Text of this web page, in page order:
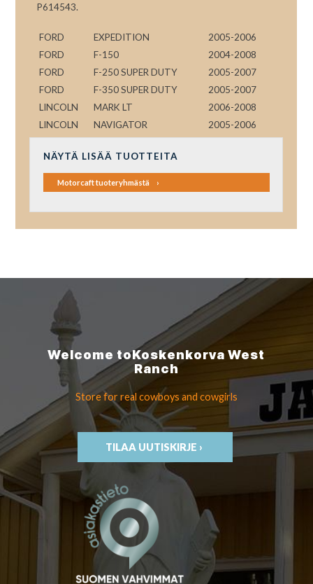
P614543.
FORD EXPEDITION
2005-2006
FORD
F-150
2004-2008
FORD
F-250 SUPER DUTY
2005-2007
FORD
F-350 SUPER DUTY
2005-2007
LINCOLN
MARK LT
2006-2008
LINCOLN
NAVIGATOR 2005-2006
NÄYTÄ LISÄÄ TUOTTEITA
Motorcaft tuoteryhmästä
Welcome toKoskenkorvaWest
Ranch
Store for real cowboys and cowgirls
TILAA UUTISKIRJE ›